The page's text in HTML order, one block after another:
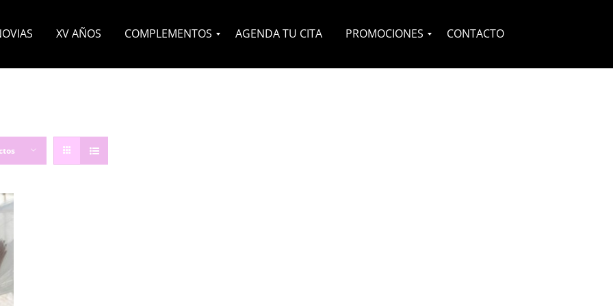
XV AÑOS COMPLEMENTOS AGENDA TU CITA PROMOCIONES CONTACTO